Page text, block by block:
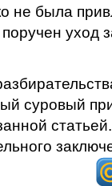
не была
уход
суровый